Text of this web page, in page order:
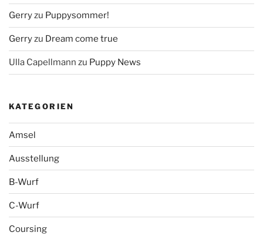
Gerryzu Puppysommer!
Gerryzu Dream come true
Ulla Capellmann zu Puppy News
KATEGORIEN
Amsel
Ausstellung
B-Wurf
C-Wurf
Coursing